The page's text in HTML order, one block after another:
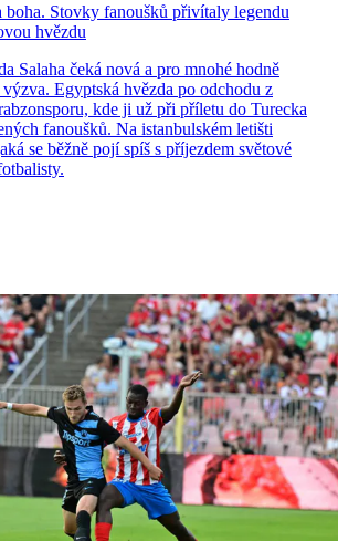
boha. Stovky fanoušků přivítaly legendu
hvězdu
Salaha čeká nová a pro mnohé hodně
Egyptská hvězda po odchodu z
kde ji už při příletu do Turecka
fanoušků. Na istanbulském letišti
se běžně pojí spíš s příjezdem světové